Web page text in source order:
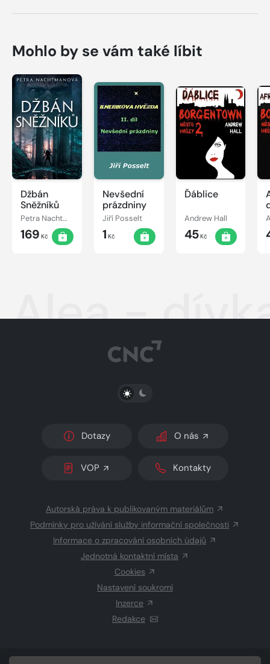
Mohlo by se vám také líbit
Džbán
Sněžníků
Petra Nachtmanová
169 Kč
Nevšední
prázdniny
Jiří Posselt
1 Kč
Ďáblice
Andrew Hall
45Kč
Alea -
PŘEPNOUT SVĚTLÝ/TMAVÝ REŽIM
Dotazy O nás
VOP Kontakty
Autorská práva k publikovaným materiálům
Podmínky pro užívání služby informační společnosti
Informace o zpracování osobních údajů
Jednotná kontaktní místa
Cookies
Nastavení soukromí
Inzerce
Redakce